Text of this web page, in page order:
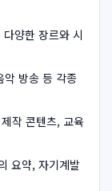
양한 장르와 시
악 방송 등 각종
작 콘텐츠, 교육
요약, 자기계발